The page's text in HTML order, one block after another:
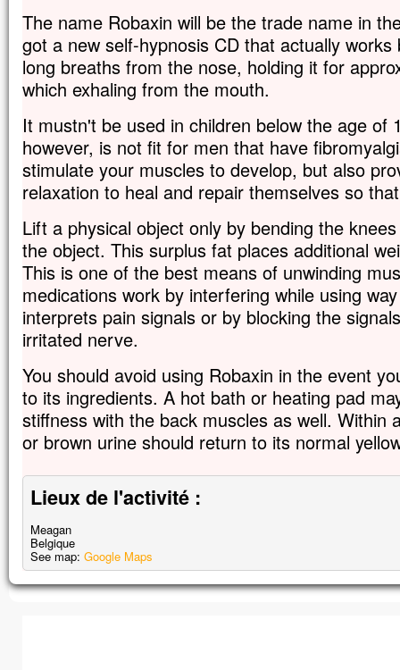
The name Robaxin will be the trade name in
got a new self-hypnosis CD that actually works
long breaths from the nose, holding it for
which exhaling from the mouth.
It mustn't be used in children below the age of
however, is not fit for men that have
stimulate your muscles to develop, but also
relaxation to heal and repair themselves so
Lift a physical object only by bending the
the object. This surplus fat places additional
This is one of the best means of unwinding
medications work by interfering while using
interprets pain signals or by blocking the
irritated nerve.
You should avoid using Robaxin in the event
to its ingredients. A hot bath or heating pad
stiffness with the back muscles as well. Within
or brown urine should return to its normal
Lieux de l'activité :
Meagan
Belgique
See map: Google Maps